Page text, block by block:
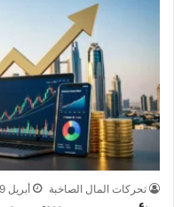
تحركات المال الصاخبة أبريل 19, 2026